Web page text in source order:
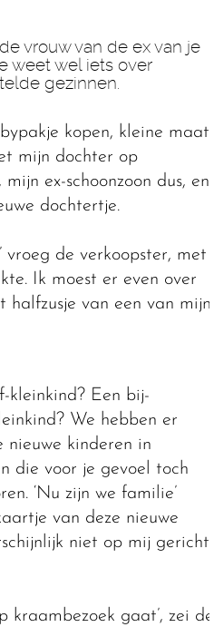
vrouw van de ex van je
weet wel iets over
gezinnen.
kopen, kleine maat.
mijn dochter op
ex-schoonzoon dus, en
dochtertje.
vroeg de verkoopster, met
Ik moest er even over
halfzusje van een van mijn
kleinkind? Een bij-
We hebben er
nieuwe kinderen in
die voor je gevoel toch
‘Nu zijn we familie’
van deze nieuwe
niet op mij gericht,
kraambezoek gaat’, zei de